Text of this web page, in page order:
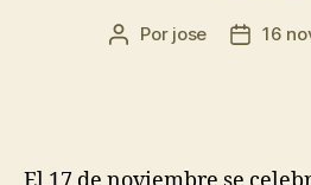
Por jose 16